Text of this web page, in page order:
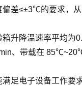
偏差≤±3℃的要求，
箱升降温速率平均
、带载在
足电子设备工作要